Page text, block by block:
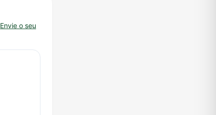
Envie o seu